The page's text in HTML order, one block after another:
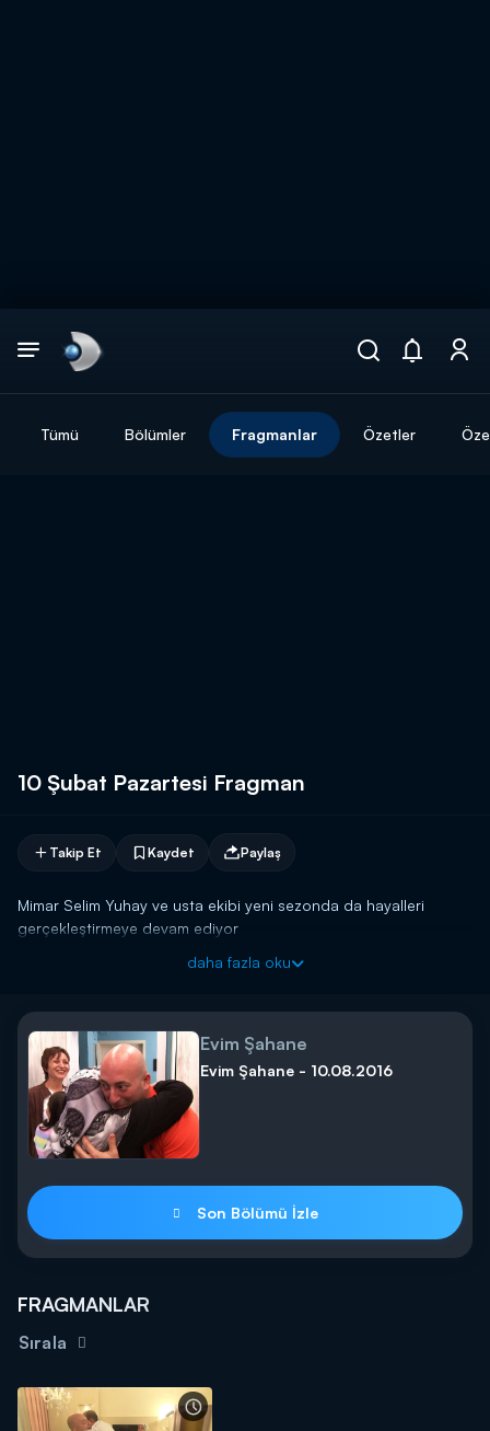
Tümü Bölümler Fragmanlar Özetler
10 Şubat Pazartesi Fragman
Takip Et Kaydet Paylaş
Mimar Selim Yuhay ve usta ekibi yeni sezonda da hayalleri
gerçekleştirmeye devam ediyor
daha fazla oku
Evim Şahane
Evim Şahane - 10.08.2016
Son Bölümü İzle
FRAGMANLAR
Sırala